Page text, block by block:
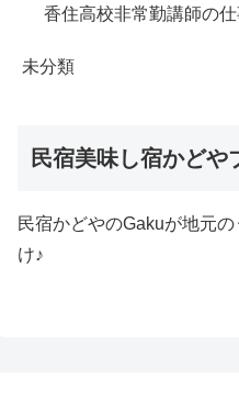
香住高校非常勤講師の
未分類
民宿美味し宿かどや
民宿かどやのGakuが地元
け♪